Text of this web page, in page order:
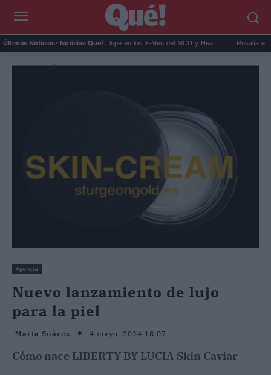
Últimas Noticias- Noticias Que!:
Kit Connor será Cíclope en los X-Men del MCU y Hea... Rosalía en
Agencia
Nuevo lanzamiento de lujo
para la piel
Marta Suárez 4 mayo, 2024 18:07
Cómo nace LIBERTY BY LUCIA Skin Caviar